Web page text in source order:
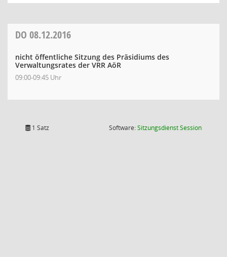
DO 08.12.2016
nicht öffentliche Sitzung des Präsidiums des
Verwaltungsrates der VRR AöR
09:00-09:45 Uhr
1 Satz Software:SitzungsdienstSession(Wird in